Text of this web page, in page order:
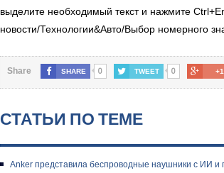
выделите необходимый текст и нажмите
новости/Технологии&Авто/Выбор номерного
Share SHARE 0 TWEET 0 +1
СТАТЬИ ПО ТЕМЕ
Anker представила беспроводные наушники с ИИ